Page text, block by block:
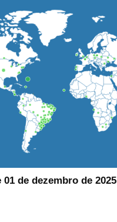
de dezembro de